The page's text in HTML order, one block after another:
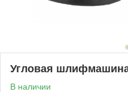
Угловая
В наличии